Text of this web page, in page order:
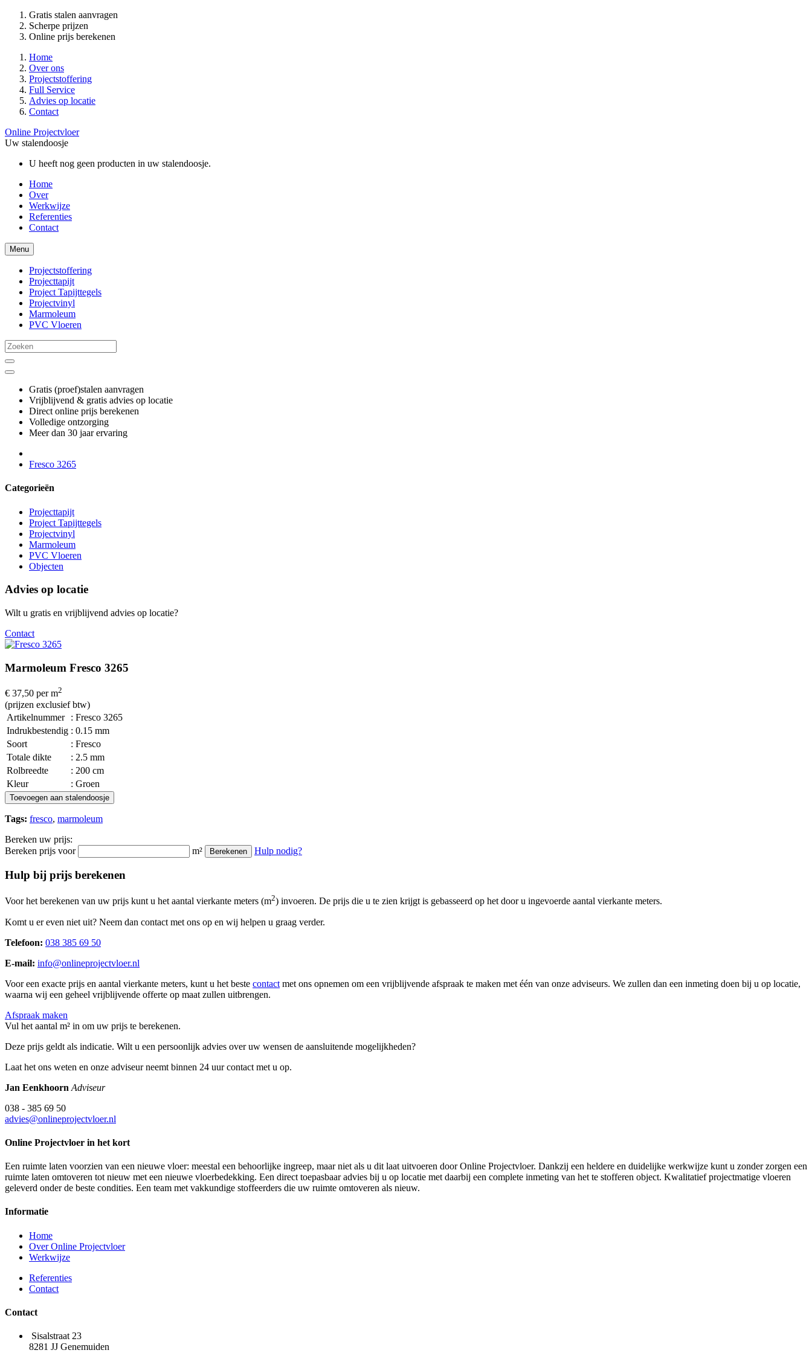
Gratis stalen aanvragen
Scherpe prijzen
Online prijs berekenen
Home
Over ons
Projectstoffering
Full Service
Advies op locatie
Contact
Online Projectvloer
Uw stalendoosje
U heeft nog geen producten in uw stalendoosje.
Home
Over
Werkwijze
Referenties
Contact
Menu
Projectstoffering
Projecttapijt
Project Tapijttegels
Projectvinyl
Marmoleum
PVC Vloeren
Gratis (proef)stalen aanvragen
Vrijblijvend & gratis advies op locatie
Direct online prijs berekenen
Volledige ontzorging
Meer dan 30 jaar ervaring
Fresco 3265
Categorieën
Projecttapijt
Project Tapijttegels
Projectvinyl
Marmoleum
PVC Vloeren
Objecten
Advies op locatie
Wilt u gratis en vrijblijvend advies op locatie?
Contact
Marmoleum Fresco 3265
€ 37,50 per m2
(prijzen exclusief btw)
Artikelnummer
: Fresco 3265
Indrukbestendig : 0.15 mm
Soort
: Fresco
Totale dikte
: 2.5 mm
Rolbreedte
: 200 cm
Kleur
: Groen
Toevoegen aan stalendoosje
Tags: fresco, marmoleum
Bereken uw prijs:
Bereken prijs voor
m² Berekenen Hulp nodig?
Hulp bij prijs berekenen
Voor het berekenen van uw prijs kunt u het aantal vierkante meters (m2) invoeren. De prijs die u te zien krijgt is gebasseerd op het door u ingevoerde aantal vierkante meters.
Komt u er even niet uit? Neem dan contact met ons op en wij helpen u graag verder.
Telefoon: 038 385 69 50
E-mail: info@onlineprojectvloer.nl
Voor een exacte prijs en aantal vierkante meters, kunt u het beste contact met ons opnemen om een vrijblijvende afspraak te maken met één van onze adviseurs. We zullen dan een inmeting doen bij u op locatie,
waarna wij een geheel vrijblijvende offerte op maat zullen uitbrengen.
Afspraak maken
Vul het aantal m² in om uw prijs te berekenen.
Deze prijs geldt als indicatie. Wilt u een persoonlijk advies over uw wensen de aansluitende mogelijkheden?
Laat het ons weten en onze adviseur neemt binnen 24 uur contact met u op.
Jan Eenkhoorn Adviseur
038 - 385 69 50
advies@onlineprojectvloer.nl
Online Projectvloer in het kort
Een ruimte laten voorzien van een nieuwe vloer: meestal een behoorlijke ingreep, maar niet als u dit laat uitvoeren door Online Projectvloer. Dankzij een heldere en duidelijke werkwijze kunt u zonder zorgen een
ruimte laten omtoveren tot nieuw met een nieuwe vloerbedekking. Een direct toepasbaar advies bij u op locatie met daarbij een complete inmeting van het te stofferen object. Kwalitatief projectmatige vloeren
geleverd onder de beste condities. Een team met vakkundige stoffeerders die uw ruimte omtoveren als nieuw.
Informatie
Home
Over Online Projectvloer
Werkwijze
Referenties
Contact
Contact
Sisalstraat 23
8281 JJ Genemuiden